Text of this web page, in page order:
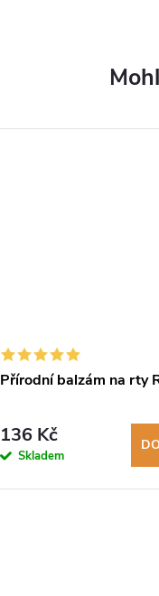
Přírodní balzám na rty
136 Kč
Skladem